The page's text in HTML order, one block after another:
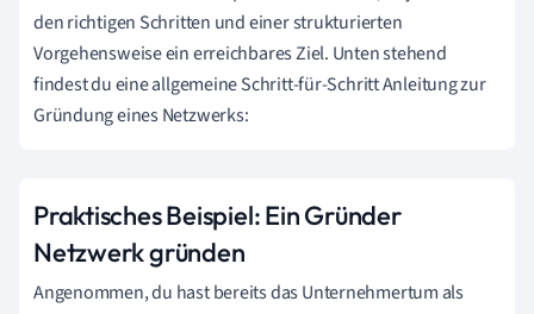
den richtigen Schritten und einer strukturierten
Vorgehensweise ein erreichbares Ziel. Unten stehend
findest du eine allgemeine Schritt-für-Schritt Anleitung zur
Gründung eines Netzwerks:
Praktisches Beispiel: Ein Gründer
Netzwerk gründen
Angenommen, du hast bereits das Unternehmertum als